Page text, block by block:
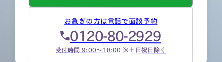
お急ぎの方は電話で面談予約
0120-80-2929
受付時間 9:00～18:00 ※土日祝日除く